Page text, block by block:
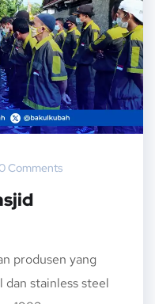
Comments
produsen yang
dan stainless steel